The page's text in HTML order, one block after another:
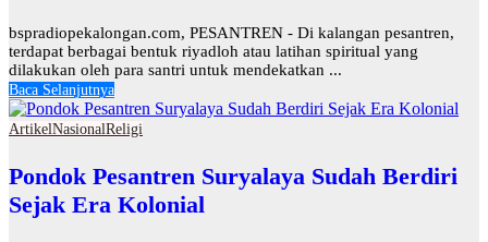
bspradiopekalongan.com, PESANTREN - Di kalangan pesantren,
terdapat berbagai bentuk riyadloh atau latihan spiritual yang
dilakukan oleh para santri untuk mendekatkan ...
Baca Selanjutnya
ArtikelNasionalReligi
Pondok Pesantren Suryalaya Sudah Berdiri
Sejak Era Kolonial